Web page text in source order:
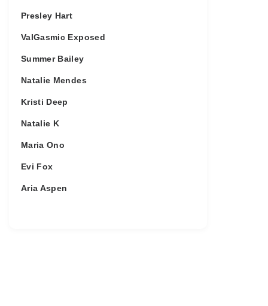
Presley Hart
ValGasmic Exposed
Summer Bailey
Natalie Mendes
Kristi Deep
Natalie K
Maria Ono
Evi Fox
Aria Aspen